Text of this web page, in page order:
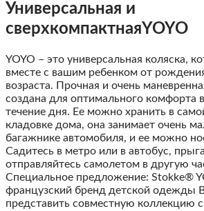
Универсальная и
сверхкомпактнаяYOYO
YOYO – это универсальная коляска,
вместе с вашим ребенком от
возраста. Прочная и очень
создана для оптимального комфорта
течение дня. Ее можно хранить в
кладовке дома, она занимает очень
багажнике автомобиля, и ее можно
Садитесь в метро или в автобус,
отправляйтесь самолетом в другую
Специальное предложение: Stokke®
французский бренд детской одежды
представить совместную коллекцию